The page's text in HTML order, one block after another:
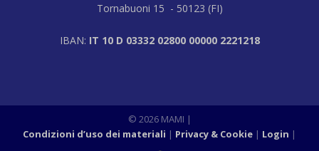
Tornabuoni 15 - 50123 (FI)
IBAN: IT 10 D 03332 02800 00000 2221218
© 2026 MAMI |
Condizioni d’uso dei materiali
Privacy & Cookie Login |